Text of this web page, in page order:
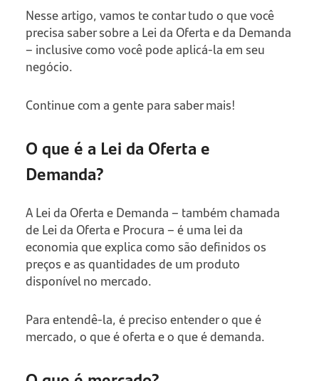
Nesse artigo, vamos te contar tudo o que você
precisa saber sobre a Lei da Oferta e da Demanda
– inclusive como você pode aplicá-la em seu
negócio.
Continue com a gente para saber mais!
O que é a Lei da Oferta e
Demanda?
A Lei da Oferta e Demanda – também chamada
de Lei da Oferta e Procura – é uma lei da
economia que explica como são definidos os
preços e as quantidades de um produto
disponível no mercado.
Para entendê-la, é preciso entender o que é
mercado, o que é oferta e o que é demanda.